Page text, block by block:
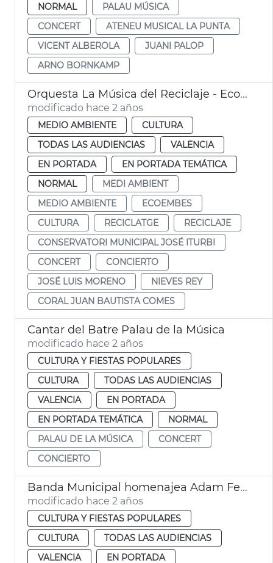
NORMAL
PALAU MÚSICA
CONCERT
ATENEU MUSICAL LA PUNTA
VICENT ALBEROLA
JUANI PALOP
ARNO BORNKAMP
Orquesta La Música del Reciclaje - Ecoembes
modificado hace 2 años
MEDIO AMBIENTE
CULTURA
TODAS LAS AUDIENCIAS
VALENCIA
EN PORTADA
EN PORTADA TEMÁTICA
NORMAL
MEDI AMBIENT
MEDIO AMBIENTE
ECOEMBES
CULTURA
RECICLATGE
RECICLAJE
CONSERVATORI MUNICIPAL JOSÉ ITURBI
CONCERT
CONCIERTO
JOSÉ LUIS MORENO
NIEVES REY
CORAL JUAN BAUTISTA COMES
Cantar del Batre Palau de la Música
modificado hace 2 años
CULTURA Y FIESTAS POPULARES
CULTURA
TODAS LAS AUDIENCIAS
VALENCIA
EN PORTADA
EN PORTADA TEMÁTICA
NORMAL
PALAU DE LA MÚSICA
CONCERT
CONCIERTO
Banda Municipal homenajea Adam Ferrero
modificado hace 2 años
CULTURA Y FIESTAS POPULARES
CULTURA
TODAS LAS AUDIENCIAS
VALENCIA
EN PORTADA